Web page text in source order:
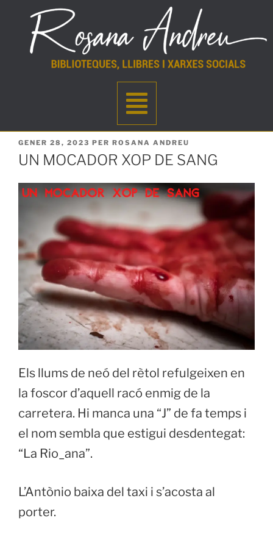
GENER 28, 2023 PER ROSANA ANDREU
UN MOCADOR XOP DE SANG
Els llums de neó del rètol refulgeixen en
la foscor d’aquell racó enmig de la
carretera. Hi manca una “J” de fa temps i
el nom sembla que estigui desdentegat:
“La Rio_ana”.
L’Antònio baixa del taxi i s’acosta al
porter.